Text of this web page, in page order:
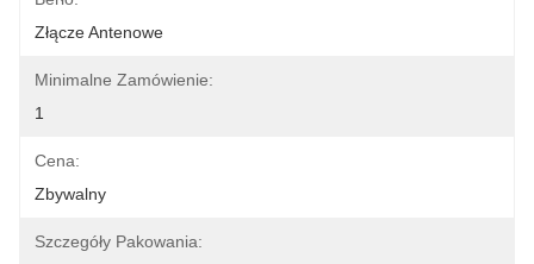
Złącze Antenowe
Minimalne Zamówienie:
1
Cena:
Zbywalny
Szczegóły Pakowania: